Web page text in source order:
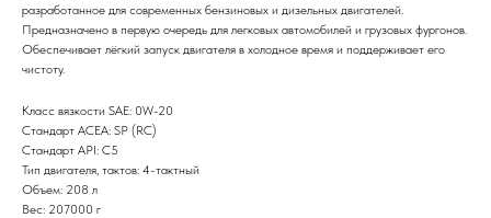
разработанное для современных бензиновых и дизельных двигателей.
Предназначено в первую очередь для легковых автомобилей и грузовых фургонов.
Обеспечивает лёгкий запуск двигателя в холодное время и поддерживает его
чистоту.
Класс вязкости SAE: 0W-20
Стандарт ACEA: SP (RC)
Стандарт API: C5
Тип двигателя, тактов: 4-тактный
Объем: 208 л
Вес: 207000 г